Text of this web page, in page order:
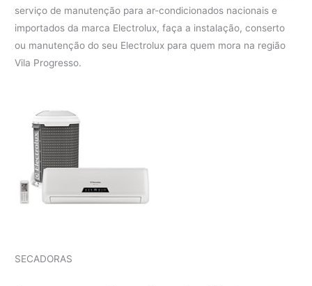
serviço de manutenção para ar-condicionados nacionais e
importados da marca Electrolux, faça a instalação, conserto
ou manutenção do seu Electrolux para quem mora na região
Vila Progresso.
SECADORAS